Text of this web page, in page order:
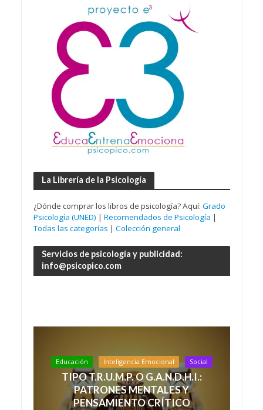
La Librería de la Psicología
¿Dónde comprar los libros de psicología? Aquí: Grado
Psicología (UNED) | Recomendados de Psicología |
Todas las categorías | Colección general
Servicios de psicología y publicidad:
info@psicopico.com
Educación Inteligencia Emocional Social
TIPO T.R.U.M.P. O G.A.N.D.H.I.:
PATRONES MENTALES Y
PENSAMIENTO CRÍTICO